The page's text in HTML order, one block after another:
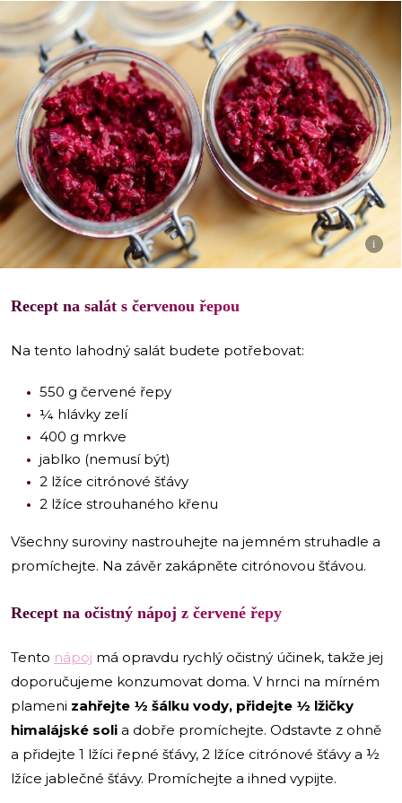
i
Recept na salát s červenou řepou
Na tento lahodný salát budete potřebovat:
550 g červené řepy
¼ hlávky zelí
400 g mrkve
jablko (nemusí být)
2 lžíce citrónové šťávy
2 lžíce strouhaného křenu
Všechny suroviny nastrouhejte na jemném struhadle a
promíchejte. Na závěr zakápněte citrónovou šťávou.
Recept na očistný nápoj z červené řepy
Tento nápoj má opravdu rychlý očistný účinek, takže jej
doporučujeme konzumovat doma. V hrnci na mírném
plameni zahřejte ½ šálku vody, přidejte ½ lžičky
himalájské soli a dobře promíchejte. Odstavte z ohně
a přidejte 1 lžíci řepné šťávy, 2 lžíce citrónové šťávy a ½
lžíce jablečné šťávy. Promíchejte a ihned vypijte.